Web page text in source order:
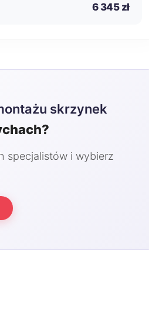
6 345 zł
skrzynek
specjalistów i wybierz